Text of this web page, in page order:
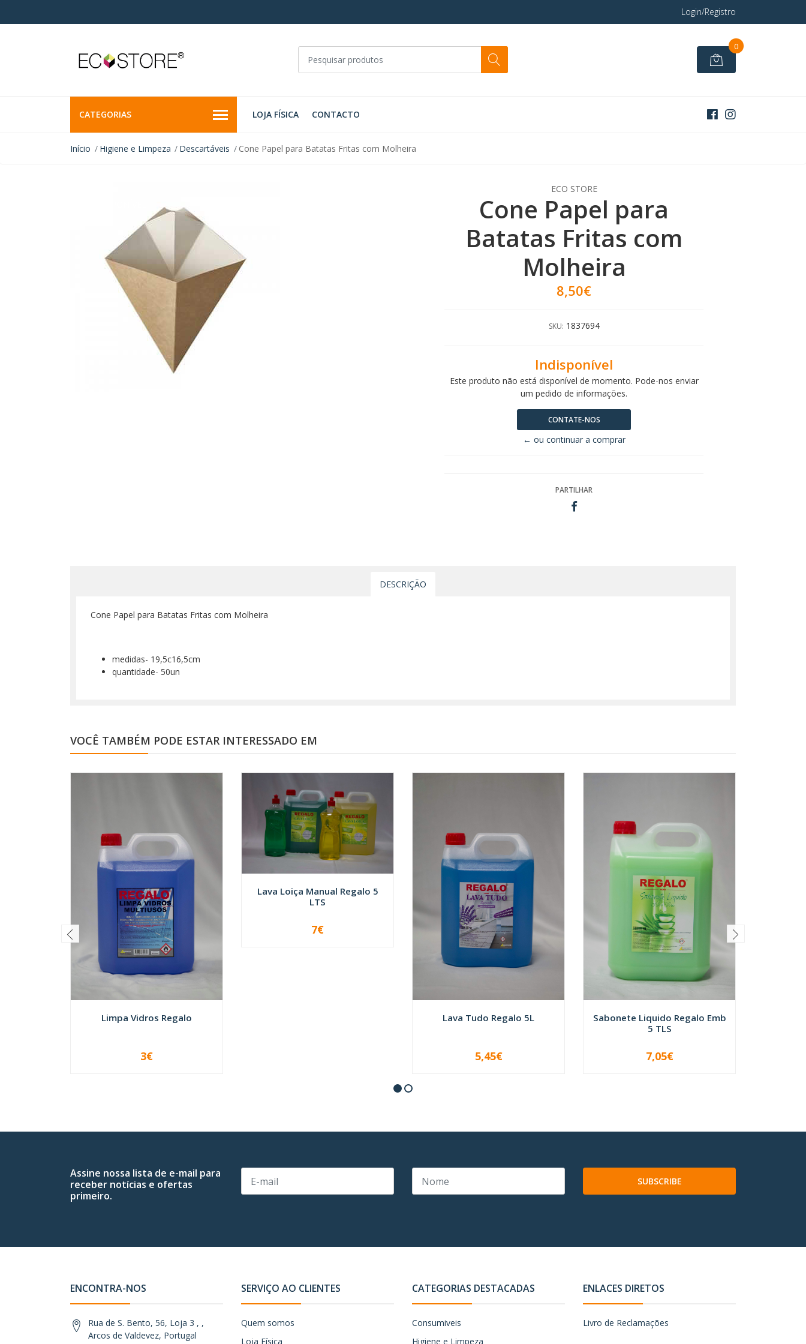
Login/Registro
0
CATEGORIAS LOJA FÍSICA CONTACTO
Início Higiene e Limpeza Descartáveis Cone Papel para Batatas Fritas com Molheira
ECO STORE
Cone Papel para
Batatas Fritas com
Molheira
8,50€
SKU: 1837694
Indisponível
Este produto não está disponível de momento. Pode-nos enviar
um pedido de informações.
CONTATE-NOS
← ou continuar a comprar
PARTILHAR
DESCRIÇÃO
Cone Papel para Batatas Fritas com Molheira
medidas- 19,5c16,5cm
quantidade- 50un
VOCÊ TAMBÉM PODE ESTAR INTERESSADO EM
Limpa Vidros Regalo
VER OPÇÕES
3€
Lava Loiça Manual Regalo 5
LTS
7€
Lava Tudo Regalo 5L
VER OPÇÕES
5,45€
Sabonete Liquido Regalo Emb
5 TLS
VER OPÇÕES
7,05€
Assine nossa lista de e-mail para
receber notícias e ofertas
primeiro.
SUBSCRIBE
ENCONTRA-NOS
Rua de S. Bento, 56, Loja 3 , ,
Arcos de Valdevez, Portugal
SERVIÇO AO CLIENTES
Quem somos
Loja Física
CATEGORIAS DESTACADAS
Consumiveis
Higiene e Limpeza
ENLACES DIRETOS
Livro de Reclamações